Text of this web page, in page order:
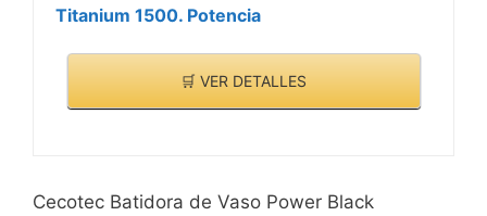
Titanium 1500. Potencia
🛒 VER DETALLES
Cecotec Batidora de Vaso Power Black